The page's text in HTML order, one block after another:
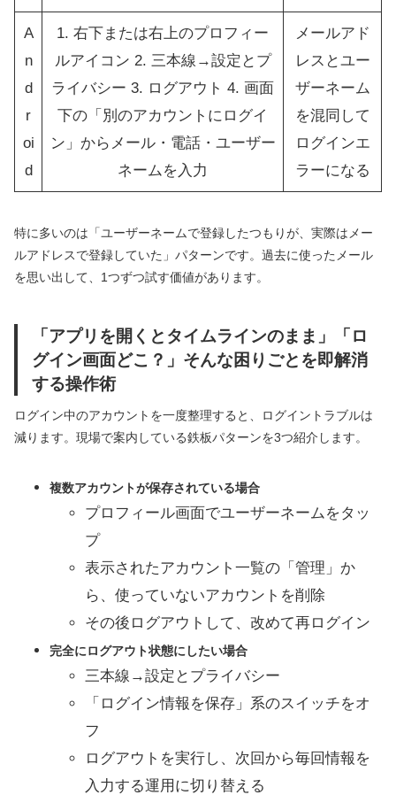
A
n
d
r
oi
d
1. 右下または右上のプロフィー
ルアイコン 2. 三本線→設定とプ
ライバシー 3. ログアウト 4. 画面
下の「別のアカウントにログイ
ン」からメール・電話・ユーザー
ネームを入力
メールアド
レスとユー
ザーネーム
を混同して
ログインエ
ラーになる
特に多いのは「ユーザーネームで登録したつもりが、実際はメー
ルアドレスで登録していた」パターンです。過去に使ったメール
を思い出して、1つずつ試す価値があります。
「アプリを開くとタイムラインのまま」「ロ
グイン画面どこ？」そんな困りごとを即解消
する操作術
ログイン中のアカウントを一度整理すると、ログイントラブルは
減ります。現場で案内している鉄板パターンを3つ紹介します。
複数アカウントが保存されている場合
プロフィール画面でユーザーネームをタッ
プ
表示されたアカウント一覧の「管理」か
ら、使っていないアカウントを削除
その後ログアウトして、改めて再ログイン
完全にログアウト状態にしたい場合
三本線→設定とプライバシー
「ログイン情報を保存」系のスイッチをオ
フ
ログアウトを実行し、次回から毎回情報を
入力する運用に切り替える